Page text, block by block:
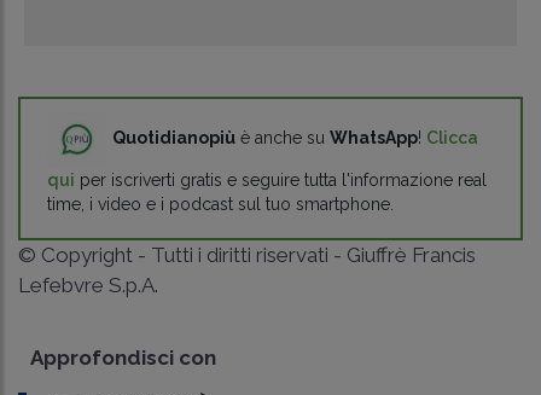
Quotidianopiù è anche su WhatsApp! Clicca
qui per iscriverti gratis e seguire tutta l'informazione real
time, i video e i podcast sul tuo smartphone.
© Copyright - Tutti i diritti riservati - Giuffrè Francis
Lefebvre S.p.A.
Approfondisci con